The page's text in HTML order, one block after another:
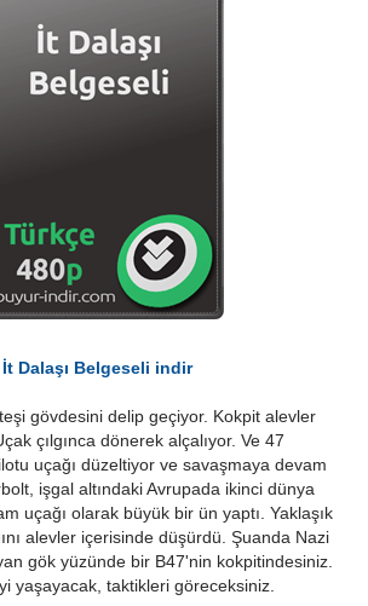
İt Dalaşı Belgeseli indir
gövdesini delip geçiyor. Kokpit alevler
çılgınca dönerek alçalıyor. Ve 47
uçağı düzeltiyor ve savaşmaya devam
işgal altındaki Avrupada ikinci dünya
uçağı olarak büyük bir ün yaptı. Yaklaşık
alevler içerisinde düşürdü. Şuanda Nazi
gök yüzünde bir B47'nin kokpitindesiniz.
yaşayacak, taktikleri göreceksiniz.